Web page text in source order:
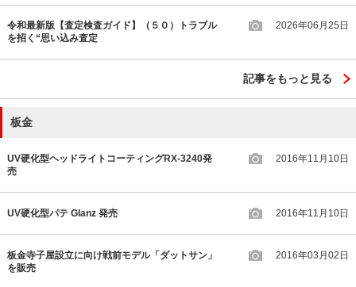
令和最新版【査定検査ガイド】（５０）トラブル
を招く“思い込み査定
2026年06月25日
記事をもっと見る
板金
UV硬化型ヘッドライトコーティングRX-3240発
売
2016年11月10日
UV硬化型パテ Glanz 発売 2016年11月10日
板金寺子屋設立に向け戦前モデル「ダットサン」
を販売
2016年03月02日